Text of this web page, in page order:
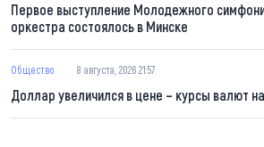
Первое выступление Молодежного
оркестра состоялось в Минске
Общество 8 августа, 2026 21:57
Доллар увеличился в цене – курсы валют